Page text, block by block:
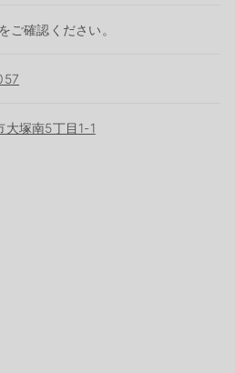
ご確認ください。
大塚南5丁目1-1